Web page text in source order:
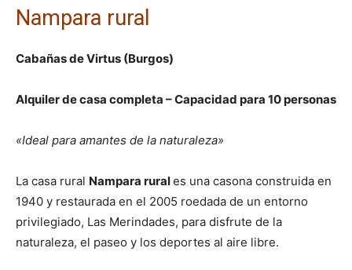
Nampara rural
Cabañas de Virtus (Burgos)
Alquiler de casa completa – Capacidad para 10 personas
«Ideal para amantes de la naturaleza»
La casa rural Nampara rurales una casona construida en
1940 y restaurada en el 2005 roedada de un entorno
privilegiado, Las Merindades, para disfrute de la
naturaleza, el paseo y los deportes al aire libre.